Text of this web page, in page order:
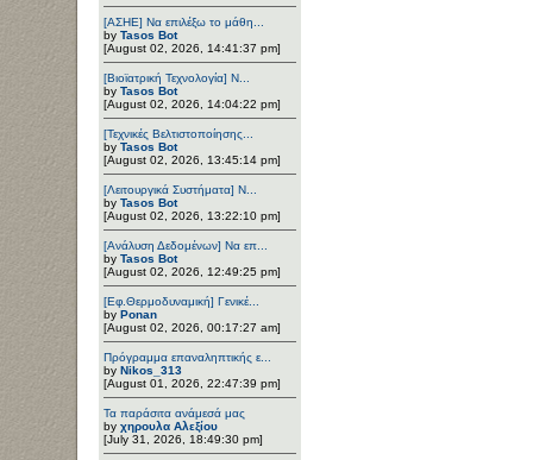
[ΑΣΗΕ] Να επιλέξω το μάθη...
by Tasos Bot
[August 02, 2026, 14:41:37 pm]
[Βιοϊατρική Τεχνολογία] Ν...
by Tasos Bot
[August 02, 2026, 14:04:22 pm]
[Τεχνικές Βελτιστοποίησης...
by Tasos Bot
[August 02, 2026, 13:45:14 pm]
[Λειτουργικά Συστήματα] Ν...
by Tasos Bot
[August 02, 2026, 13:22:10 pm]
[Ανάλυση Δεδομένων] Να επ...
by Tasos Bot
[August 02, 2026, 12:49:25 pm]
[Εφ.Θερμοδυναμική] Γενικέ...
by Ponan
[August 02, 2026, 00:17:27 am]
Πρόγραμμα επαναληπτικής ε...
by Nikos_313
[August 01, 2026, 22:47:39 pm]
Τα παράσιτα ανάμεσά μας
by χηρουλα Αλεξίου
[July 31, 2026, 18:49:30 pm]